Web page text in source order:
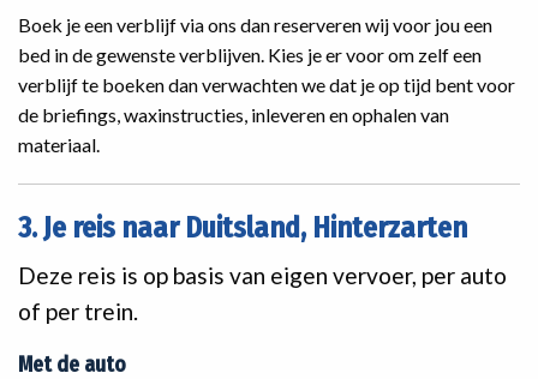
Boek je een verblijf via ons dan reserveren wij voor jou een
bed in de gewenste verblijven. Kies je er voor om zelf een
verblijf te boeken dan verwachten we dat je op tijd bent voor
de briefings, waxinstructies, inleveren en ophalen van
materiaal.
3. Je reis naar Duitsland, Hinterzarten
Deze reis is op basis van eigen vervoer, per auto
of per trein.
Met de auto